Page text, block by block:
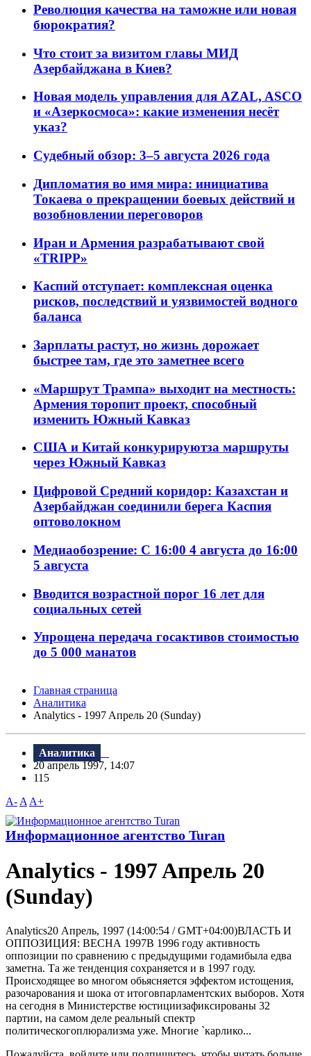
Революция качества на таможне или новая
бюрократия?
Что стоит за визитом главы МИД
Азербайджана в Киев?
Новая модель управления для AZAL, ASCO
и «Азеркосмоса»: какие изменения несёт
указ?
Судебный обзор: 3–5 августа 2026 года
Дипломатия во имя мира: инициатива
Токаева о прекращении боевых действий и
возобновлении переговоров
Иран и Армения разрабатывают свой
«TRIPP»
Каспий отступает: комплексная оценка
рисков, последствий и уязвимостей водного
баланса
Зарплаты растут, но жизнь дорожает
быстрее там, где это заметнее всего
«Маршрут Трампа» выходит на местность:
Армения торопит проект, способный
изменить Южный Кавказ
США и Китай конкурируютза маршруты
через Южный Кавказ
Цифровой Средний коридор: Казахстан и
Азербайджан соединили берега Каспия
оптоволокном
Медиаобозрение: С 16:00 4 августа до 16:00
5 августа
Вводится возрастной порог 16 лет для
социальных сетей
Упрощена передача госактивов стоимостью
до 5 000 манатов
Главная страница
Аналитика
Analytics - 1997 Aпрель 20 (Sunday)
Аналитика
20 апрель 1997, 14:07
115
A- A A+
Информационное агентство Turan
Analytics - 1997 Aпрель 20
(Sunday)
Analytics20 Апрель, 1997 (14:00:54 / GMT+04:00)ВЛАСТЬ И
ОППОЗИЦИЯ: ВЕСНА 1997В 1996 году активность
оппозиции по сравнению с предыдущими годамибыла едва
заметна. Та же тенденция сохраняется и в 1997 году.
Происходящее во многом обьясняется эффектом истощения,
разочарования и шока от итоговпарламентских выборов. Хотя
на сегодня в Министерстве юстициизафиксированы 32
партии, на самом деле реальный спектр
политическогоплюрализма уже. Многие `карлико...